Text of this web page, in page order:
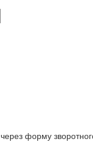
форму